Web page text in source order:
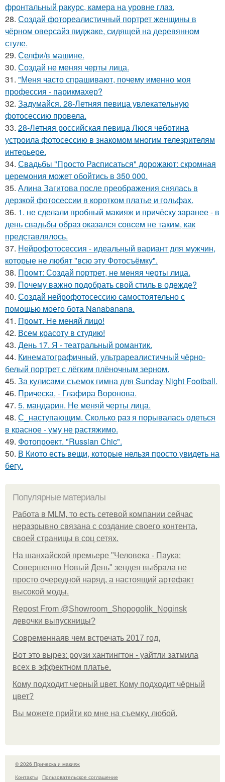
фронтальный ракурс, камера на уровне глаз.
28. Создай фотореалистичный портрет женщины в
чёрном оверсайз пиджаке, сидящей на деревянном
стуле.
29. Селфи/в машине.
30. Создай не меняя черты лица.
31. "Меня часто спрашивают, почему именно моя
профессия - парикмахер?
32. Задумайся. 28-Летняя певица увлекательную
фотосессию провела.
33. 28-Летняя российская певица Люся чеботина
устроила фотосессию в знакомом многим телезрителям
интерьере.
34. Свадьбы "Просто Расписаться" дорожают: скромная
церемония может обойтись в 350 000.
35. Алина Загитова после преображения снялась в
дерзкой фотосессии в коротком платье и гольфах.
36. 1. не сделали пробный макияж и причёску заранее - в
день свадьбы образ оказался совсем не таким, как
представлялось.
37. Нейрофотосессия - идеальный вариант для мужчин,
которые не любят "всю эту Фотосъёмку".
38. Промт: Создай портрет, не меняя черты лица.
39. Почему важно подобрать свой стиль в одежде?
40. Создай нейрофотосессию самостоятельно с
помощью моего бота Nanabanana.
41. Промт. Не меняй лицо!
42. Всем красоту в студию!
43. День 17. Я - театральный романтик.
44. Кинематографичный, ультрареалистичный чёрно-
белый портрет с лёгким плёночным зерном.
45. За кулисами съемок гимна для Sunday Night Football.
46. Прическа, - Глафира Воронова.
47. 5. мандарин. Не меняй черты лица.
48. С_наступающим. Сколько раз я порывалась одеться
в красное - уму не растяжимо.
49. Фотопроект. "Russian Chic".
50. В Киото есть вещи, которые нельзя просто увидеть на
бегу.
Популярные материалы
Работа в MLM, то есть сетевой компании сейчас
неразрывно связана с создание своего контента,
своей страницы в соц сетях.
На шанхайской премьере "Человека - Паука:
Совершенно Новый День" зендея выбрала не
просто очередной наряд, а настоящий артефакт
высокой моды.
Repost From @Showroom_Shopogolik_Noginsk
девочки выпускницы?
Современнаяв чем встречать 2017 год.
Вот это вырез: роузи хантингтон - уайтли затмила
всех в эффектном платьe.
Кому подходит черный цвет. Кому подходит чёрный
цвет?
Вы можете прийти ко мне на съемку, любой.
© 2026 Прическа и макияж
Контакты
Пользовательское соглашение